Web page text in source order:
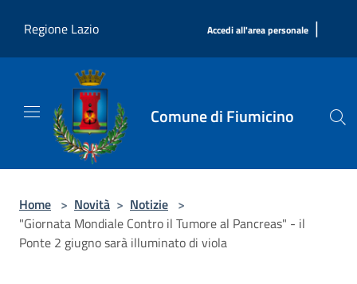
Regione Lazio
Accedi all'area personale |
Comune di Fiumicino
Home > Novità > Notizie >
"Giornata Mondiale Contro il Tumore al Pancreas" - il
Ponte 2 giugno sarà illuminato di viola